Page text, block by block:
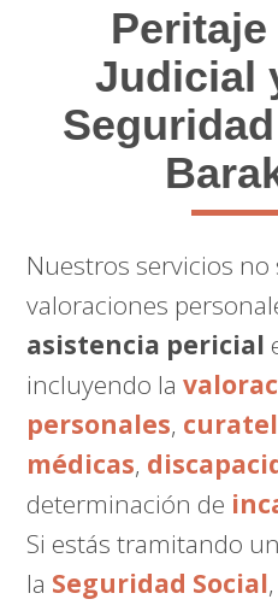
Judicial
Nuestros servicios no
valoraciones
asistencia pericial
incluyendo la
personales,
médicas,
determinación de
Si estás tramitando
la Seguridad Social